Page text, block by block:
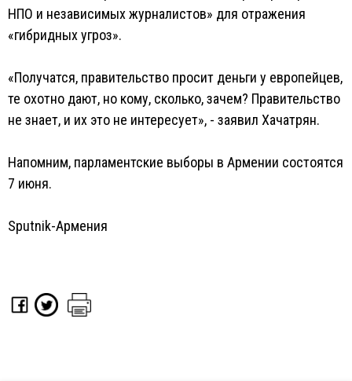
НПО и независимых журналистов» для отражения
«гибридных угроз».
«Получатся, правительство просит деньги у европейцев,
те охотно дают, но кому, сколько, зачем? Правительство
не знает, и их это не интересует», - заявил Хачатрян.
Напомним, парламентские выборы в Армении состоятся
7 июня.
Sputnik-Армения